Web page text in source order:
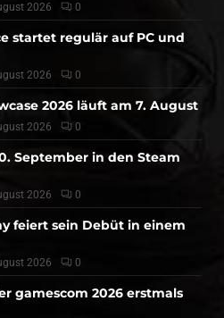
2026 0
startet regulär auf PC und
2026 0
2026 läuft am 7. August
2026 0
September in den Steam
2026 0
feiert sein Debüt in einem
2026 0
gamescom 2026 erstmals